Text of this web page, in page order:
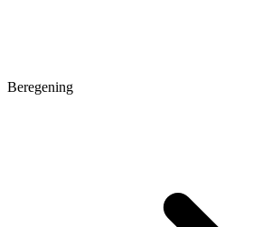
Beregening